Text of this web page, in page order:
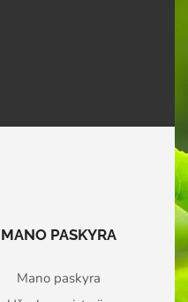
MANO PASKYRA
Mano paskyra